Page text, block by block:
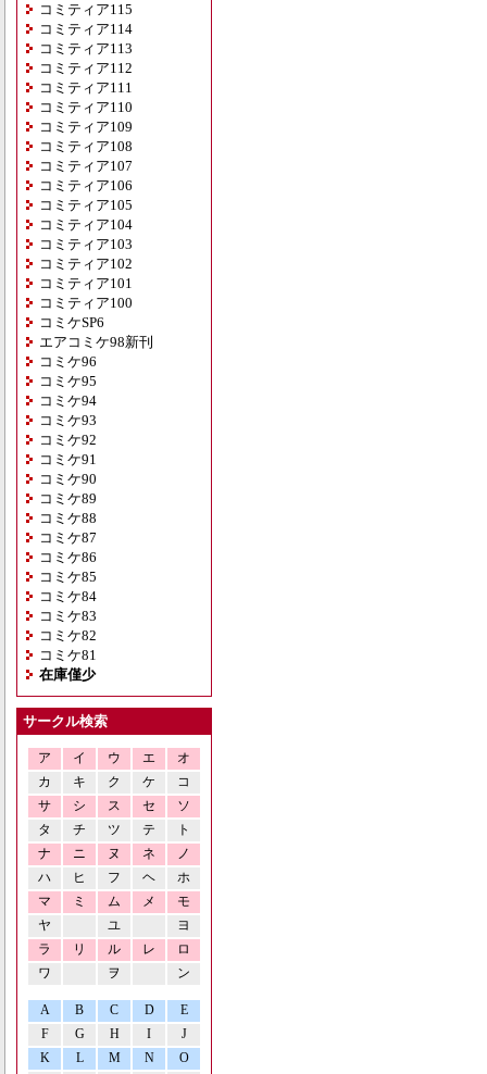
コミティア115
コミティア114
コミティア113
コミティア112
コミティア111
コミティア110
コミティア109
コミティア108
コミティア107
コミティア106
コミティア105
コミティア104
コミティア103
コミティア102
コミティア101
コミティア100
コミケSP6
エアコミケ98新刊
コミケ96
コミケ95
コミケ94
コミケ93
コミケ92
コミケ91
コミケ90
コミケ89
コミケ88
コミケ87
コミケ86
コミケ85
コミケ84
コミケ83
コミケ82
コミケ81
在庫僅少
サークル検索
ア イ ウ エ
オ
カ
キ ク ケ
コ
サ
シ ス セ
ソ
タ
チ ツ テ
ト
ナ
ニ ヌ ネ
ノ
ハ
ヒ フ ヘ
ホ
マ
ミ ム メ
モ
ヤ
ユ
ヨ
ラ
リ ル レ
ロ
ワ
ヲ ン
A B C D
E
F
G H I
J
K
L M N O